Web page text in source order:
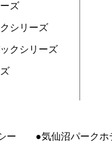
ズ
シリーズ
クシリーズ
ー 気仙沼パークホ